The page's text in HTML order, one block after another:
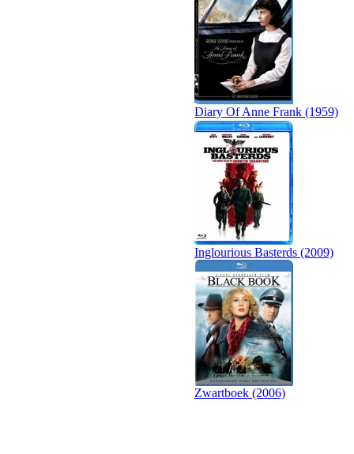
Diary Of Anne Frank (1959)
Inglourious Basterds (2009)
Zwartboek (2006)